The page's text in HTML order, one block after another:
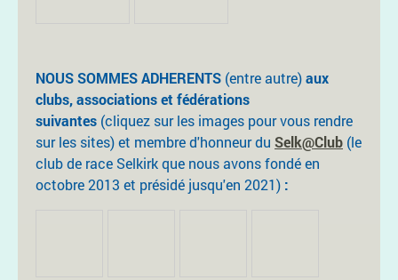
NOUS SOMMES ADHERENTS (entre autre) aux
clubs, associations et fédérations
suivantes (cliquez sur les images pour vous rendre
sur les sites) et membre d'honneur du Selk@Club (le
club de race Selkirk que nous avons fondé en
octobre 2013 et présidé jusqu'en 2021) :